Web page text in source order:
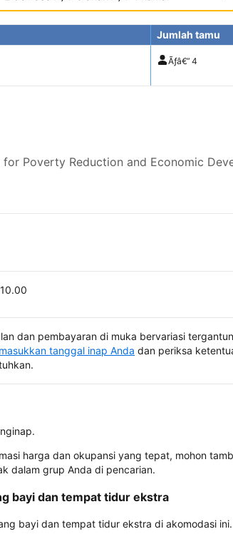
Jumlah tamu
Ãƒâ€” 4
Poverty Reduction and Economic
dan pembayaran di muka bervariasi
masukkan tanggal inap Anda dan periksa
harga dan okupansi yang tepat, mohon
dalam grup Anda di pencarian.
bayi dan tempat tidur ekstra
bayi dan tempat tidur ekstra di akomodasi ini.